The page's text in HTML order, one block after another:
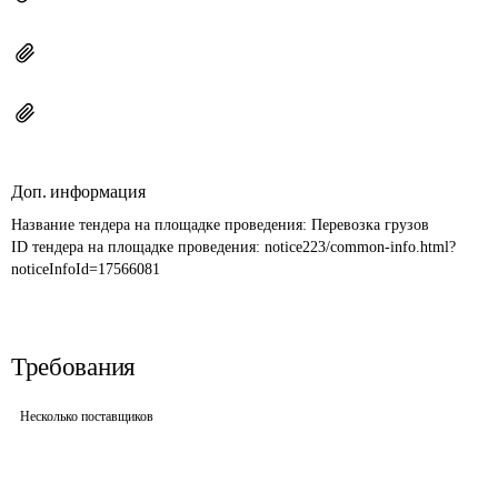
Доп. информация
Название тендера на площадке проведения: Перевозка грузов
ID тендера на площадке проведения: notice223/common-info.html?
noticeInfoId=17566081
Требования
Несколько поставщиков